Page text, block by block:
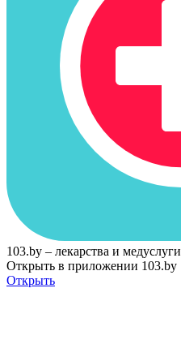
103.by – лекарства и медуслуги
Открыть в приложении 103.by
Открыть